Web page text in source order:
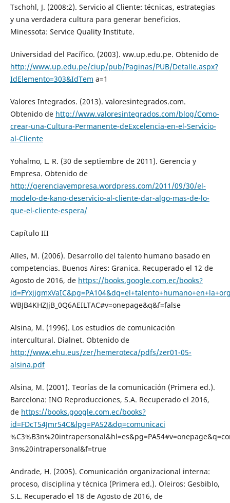
Tschohl, J. (2008:2). Servicio al Cliente: técnicas, estrategias
y una verdadera cultura para generar beneficios.
Minessota: Service Quality Institute.
Universidad del Pacífico. (2003). ww.up.edu.pe. Obtenido de
http://www.up.edu.pe/ciup/pub/Paginas/PUB/Detalle.aspx?
IdElemento=303&IdTem a=1
Valores Integrados. (2013). valoresintegrados.com.
Obtenido de http://www.valoresintegrados.com/blog/Como-
crear-una-Cultura-Permanente-deExcelencia-en-el-Servicio-
al-Cliente
Yohalmo, L. R. (30 de septiembre de 2011). Gerencia y
Empresa. Obtenido de
http://gerenciayempresa.wordpress.com/2011/09/30/el-
modelo-de-kano-deservicio-al-cliente-dar-algo-mas-de-lo-
que-el-cliente-espera/
Capítulo III
Alles, M. (2006). Desarrollo del talento humano basado en
competencias. Buenos Aires: Granica. Recuperado el 12 de
Agosto de 2016, de https://books.google.com.ec/books?
WBJB4KHZJjB_0Q6AEILTAC#v=onepage&q&f=false
Alsina, M. (1996). Los estudios de comunicación
intercultural. Dialnet. Obtenido de
http://www.ehu.eus/zer/hemeroteca/pdfs/zer01-05-
alsina.pdf
Alsina, M. (2001). Teorías de la comunicación (Primera ed.).
Barcelona: INO Reproducciones, S.A. Recuperado el 2016,
de https://books.google.com.ec/books?
id=FDcT54Jmr54C&lpg=PA52&dq=comunicaci
3n%20intrapersonal&f=true
Andrade, H. (2005). Comunicación organizacional interna:
proceso, disciplina y técnica (Primera ed.). Oleiros: Gesbiblo,
S.L. Recuperado el 18 de Agosto de 2016, de